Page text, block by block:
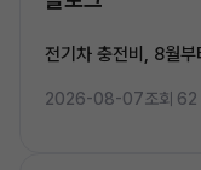
전기차 충전비, 8월
2026-08-07조회 62